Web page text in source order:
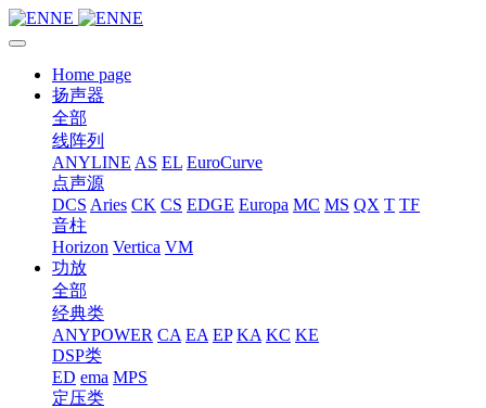
Home page
扬声器
全部
线阵列
ANYLINE AS EL EuroCurve
点声源
DCS Aries CK CS EDGE Europa MC MS QX T TF
音柱
Horizon Vertica VM
功放
全部
经典类
ANYPOWER CA EA EP KA KC KE
DSP类
ED ema MPS
定压类